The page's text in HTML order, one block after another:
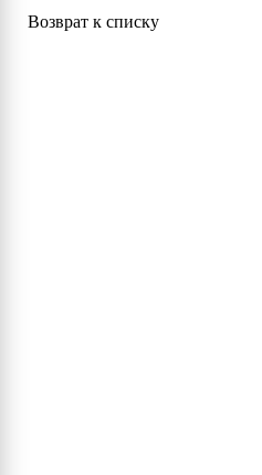
Возврат к списку